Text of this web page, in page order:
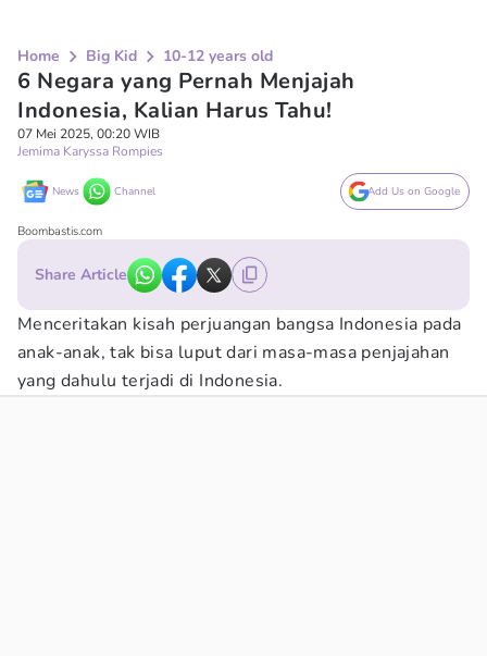
Home Big Kid 10-12 years old
6 Negara yang Pernah Menjajah
Indonesia, Kalian Harus Tahu!
07 Mei 2025, 00:20 WIB
Jemima Karyssa Rompies
News Channel Add Us on Google
Boombastis.com
Share Article
Menceritakan kisah perjuangan bangsa Indonesia pada
anak-anak, tak bisa luput dari masa-masa penjajahan
yang dahulu terjadi di Indonesia.